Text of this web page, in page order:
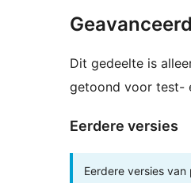
Dit gedeelte is
getoond voor test-
Eerdere versies
Eerdere versies